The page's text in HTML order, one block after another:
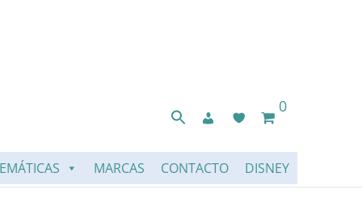
0
MARCAS CONTACTO DISNEY